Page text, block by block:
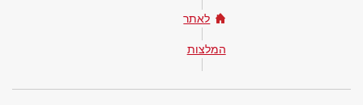
לאתר
המלצות